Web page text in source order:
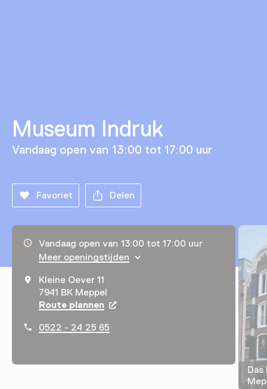
Museum Indruk
Vandaag open van 13:00 tot 17:00 uur
Favoriet Delen
Openingstijden, adres & telefoonnummer
Vandaag open van 13:00 tot 17:00 uur
Meer openingstijden
Kleine Oever 11
7941 BK Meppel
Route plannen Opent in een nieuw tabblad
0522 - 24 25 65